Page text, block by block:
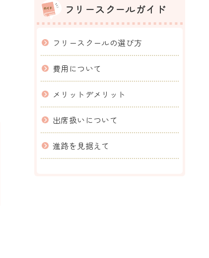
フリースクールガイド
フリースクールの選び方
費用について
メリットデメリット
出席扱いについて
進路を見据えて